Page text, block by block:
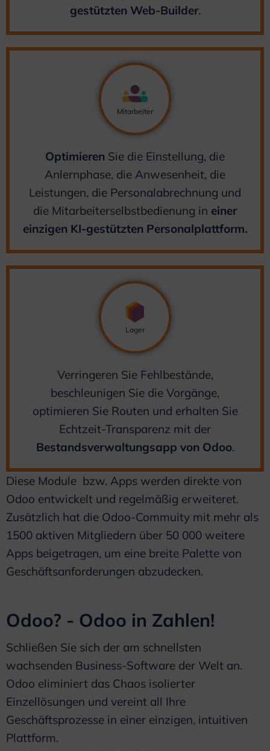
gestützten Web-Builder.
Mitarbeiter
Optimieren Sie die Einstellung, die
Anlernphase, die Anwesenheit, die
Leistungen, die Personalabrechnung und
die Mitarbeiterselbstbedienung in einer
einzigen KI-gestützten Personalplattform.
Lager
Verringeren Sie Fehlbestände,
beschleunigen Sie die Vorgänge,
optimieren Sie Routen und erhalten Sie
Echtzeit-Transparenz mit der
Bestandsverwaltungsapp von Odoo.
Diese Module bzw. Apps werden direkte von
Odoo entwickelt und regelmäßig erweiteret.
Zusätzlich hat die Odoo-Commuity mit mehr als
1500 aktiven Mitgliedern über 50 000 weitere
Apps beigetragen, um eine breite Palette von
Geschäftsanforderungen abzudecken.
Odoo? - Odoo in Zahlen!
Schließen Sie sich der am schnellsten
wachsenden Business-Software der Welt an.
Odoo eliminiert das Chaos isolierter
Einzellösungen und vereint all Ihre
Geschäftsprozesse in einer einzigen, intuitiven
Plattform.